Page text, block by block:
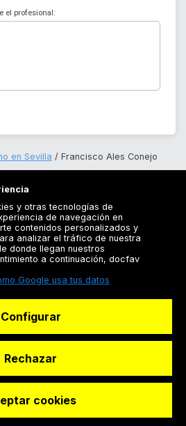
Solicitar reserva
el profesional:
en Sevilla Francisco Ales Conejo
Registrarse
Technologies S.L
y otras tecnologías de
de navegación en
contenidos personalizados y
analizar el tráfico de nuestra
donde llegan nuestros
a continuación, docfav
Google usa tus datos
Configurar
Rechazar
cookies